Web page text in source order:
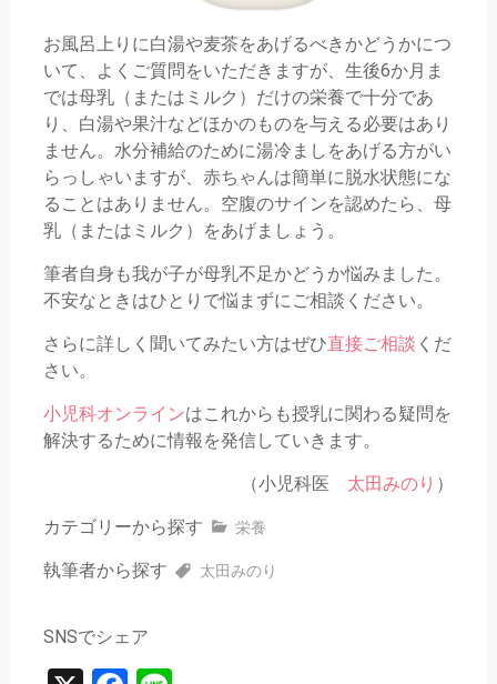
お風呂上りに白湯や麦茶をあげるべきかどうかにつ
いて、よくご質問をいただきますが、生後6か月ま
では母乳（またはミルク）だけの栄養で十分であ
り、白湯や果汁などほかのものを与える必要はあり
ません。水分補給のために湯冷ましをあげる方がい
らっしゃいますが、赤ちゃんは簡単に脱水状態にな
ることはありません。空腹のサインを認めたら、母
乳（またはミルク）をあげましょう。
筆者自身も我が子が母乳不足かどうか悩みました。
不安なときはひとりで悩まずにご相談ください。
さらに詳しく聞いてみたい方はぜひ直接ご相談 くだ
さい。
小児科オンラインはこれからも授乳に関わる疑問を
解決するために情報を発信していきます。
（小児科医 太田みのり ）
カテゴリーから探す 栄養
執筆者から探す 太田みのり
SNSでシェア